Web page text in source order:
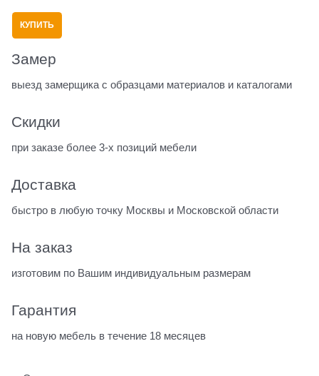
КУПИТЬ
Замер
выезд замерщика с образцами материалов и каталогами
Скидки
при заказе более 3-х позиций мебели
Доставка
быстро в любую точку Москвы и Московской области
На заказ
изготовим по Вашим индивидуальным размерам
Гарантия
на новую мебель в течение 18 месяцев